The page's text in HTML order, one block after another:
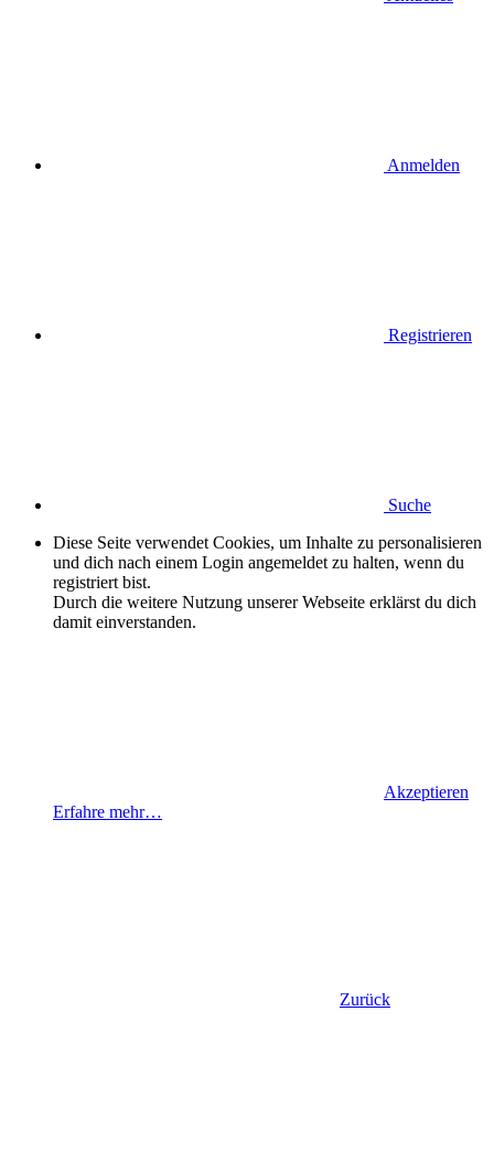
Anmelden
Registrieren
Suche
Diese Seite verwendet Cookies, um Inhalte zu personalisieren
und dich nach einem Login angemeldet zu halten, wenn du
registriert bist.
Durch die weitere Nutzung unserer Webseite erklärst du dich
damit einverstanden.
Akzeptieren
Erfahre mehr…
Zurück